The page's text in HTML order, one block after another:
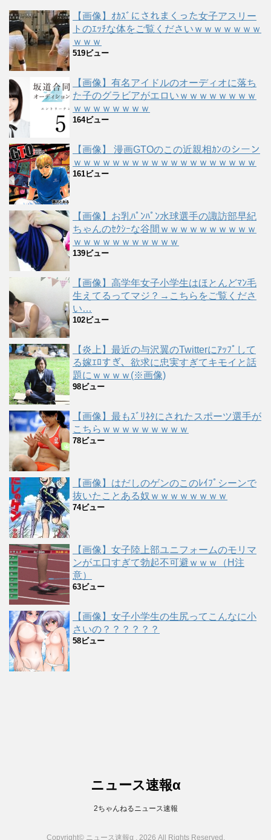
【画像】ｵｶｽﾞにされまくった女子アスリー
トのｴｯﾁな体をご覧くださいｗｗｗｗｗｗｗ
ｗｗｗ
519ビュー
【画像】有名アイドルのオーディオに落ち
た子のグラビアがエロいｗｗｗｗｗｗｗｗ
ｗｗｗｗｗｗｗｗ
164ビュー
【画像】 漫画GTOのこの近親相ｶﾝのシーン
ｗｗｗｗｗｗｗｗｗｗｗｗｗｗｗｗｗｗｗ
161ビュー
【画像】お乳ﾊﾟﾝﾊﾟﾝ水球選手の諏訪部早紀
ちゃんのｾｸｼｰな谷間ｗｗｗｗｗｗｗｗｗｗ
ｗｗｗｗｗｗｗｗｗｗｗ
139ビュー
【画像】高学年女子小学生はほとんどﾏﾝ毛
生えてるってマジ？→こちらをご覧くださ
い…
102ビュー
【炎上】最近の与沢翼のTwitterにｱｯﾌﾟして
る嫁ｴﾛすぎ、欲求に忠実すぎてキモイと話
題にｗｗｗｗ(※画像)
98ビュー
【画像】最もｽﾞﾘﾈﾀにされたスポーツ選手が
こちらｗｗｗｗｗｗｗｗｗ
78ビュー
【画像】はだしのゲンのこのﾚｲﾌﾟシーンで
抜いたことある奴ｗｗｗｗｗｗｗｗ
74ビュー
【画像】女子陸上部ユニフォームのモリマ
ンがエ口すぎて勃起不可避ｗｗｗ（H注
意）
63ビュー
【画像】女子小学生の生尻ってこんなに小
さいの？？？？？？
58ビュー
ニュース速報α
2ちゃんねるニュース速報
Copyright© ニュース速報α , 2026 All Rights Reserved.